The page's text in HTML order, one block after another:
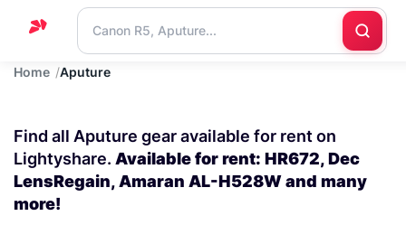
Home
Blog
Contact
us
Home Aputure
Find all Aputure gear available for rent on
Lightyshare. Available for rent: HR672, Dec
LensRegain, Amaran AL-H528W and many
more!